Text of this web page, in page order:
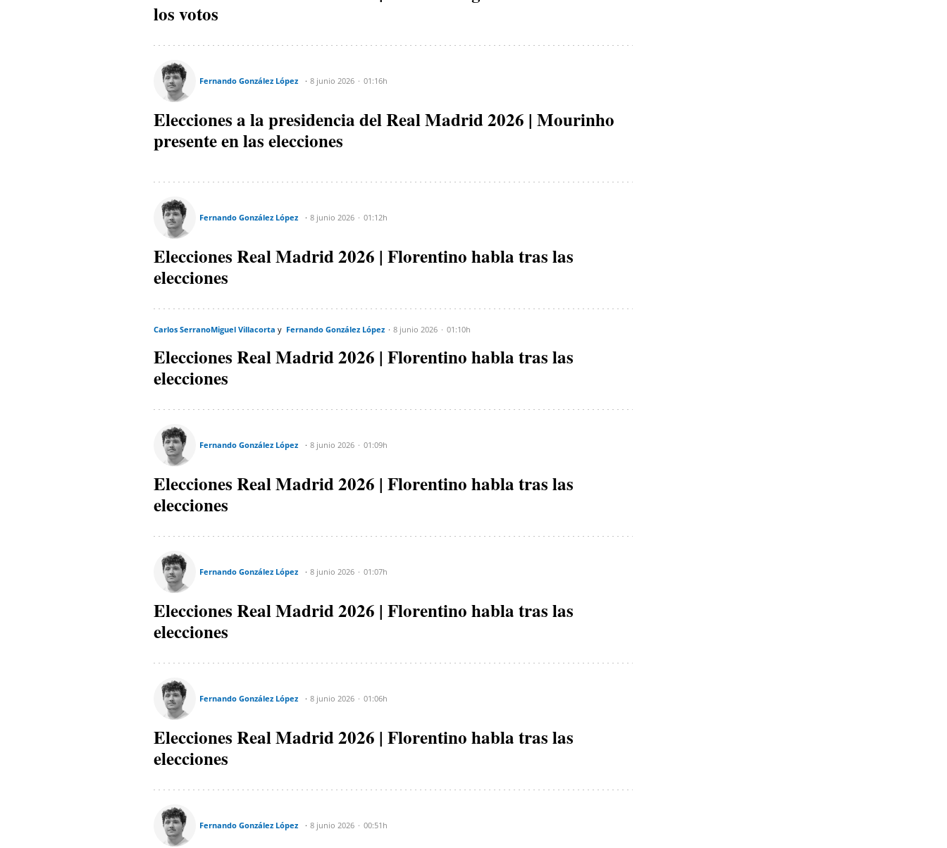
los votos
Fernando González López 8 junio 2026 01:16h
Elecciones a la presidencia del Real Madrid 2026 | Mourinho
presente en las elecciones
Fernando González López 8 junio 2026 01:12h
Elecciones Real Madrid 2026 | Florentino habla tras las
elecciones
Carlos SerranoMiguel Villacorta Fernando González López 8 junio 2026 01:10h
Elecciones Real Madrid 2026 | Florentino habla tras las
elecciones
Fernando González López 8 junio 2026 01:09h
Elecciones Real Madrid 2026 | Florentino habla tras las
elecciones
Fernando González López 8 junio 2026 01:07h
Elecciones Real Madrid 2026 | Florentino habla tras las
elecciones
Fernando González López 8 junio 2026 01:06h
Elecciones Real Madrid 2026 | Florentino habla tras las
elecciones
Fernando González López 8 junio 2026 00:51h